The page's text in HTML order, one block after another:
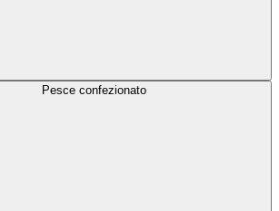
Pesce confezionato